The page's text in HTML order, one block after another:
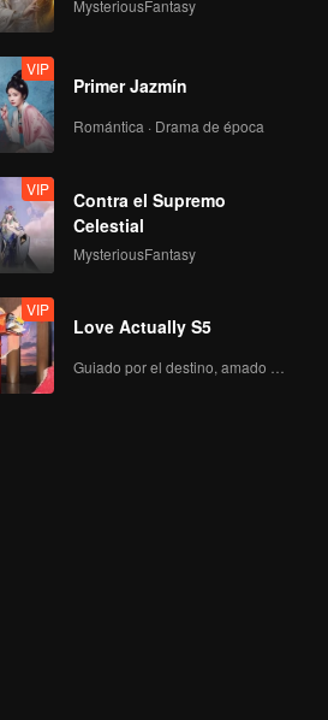
MysteriousFantasy
VIP
Primer Jazmín
Romántica · Drama de época
VIP
Contra el Supremo
Celestial
MysteriousFantasy
VIP
Love Actually S5